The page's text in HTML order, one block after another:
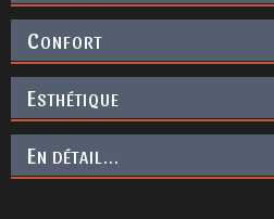
CONFORT
ESTHÉTIQUE
EN DÉTAIL...